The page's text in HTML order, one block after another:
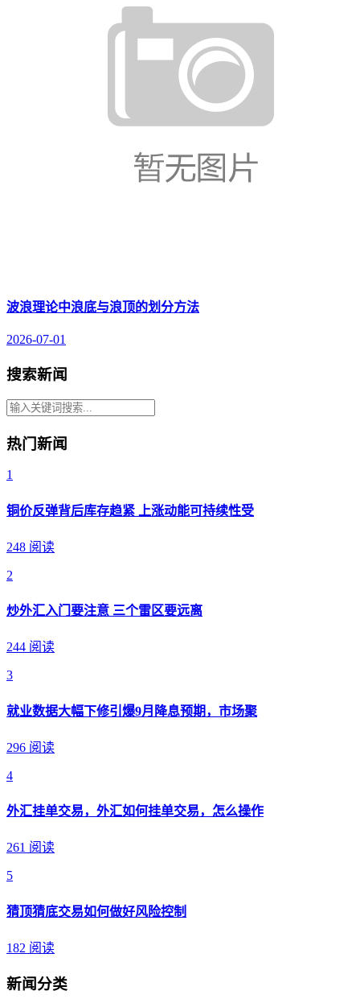
波浪理论中浪底与浪顶的划分方法
2026-07-01
搜索新闻
热门新闻
1
铜价反弹背后库存趋紧 上涨动能可持续性受
248 阅读
2
炒外汇入门要注意 三个雷区要远离
244 阅读
3
就业数据大幅下修引爆9月降息预期，市场聚
296 阅读
4
外汇挂单交易，外汇如何挂单交易，怎么操作
261 阅读
5
猜顶猜底交易如何做好风险控制
182 阅读
新闻分类